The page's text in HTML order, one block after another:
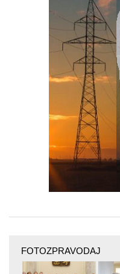
FOTOZPRAVODAJ